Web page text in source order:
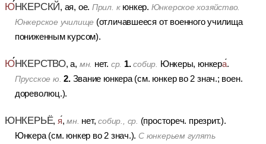
ЮНКЕРСКЙ, ая, ое. Прил. кюнкер. Юнкерское хозяйство.
Юнкерское училище (отличавшееся от военного училища
пониженным курсом).
ЮНКЕРСТВО, а, мн. нет. ср. 1. собир. Юнкеры, юнкера.
Прусское ю. 2. Звание юнкера (см. юнкер во 2 знач.; воен.
дореволюц.).
ЮНКЕРЬЁ, я,мн. нет,собир., ср. (простореч. презрит.).
Юнкера (см. юнкер во 2 знач.). С юнкерьем гулять